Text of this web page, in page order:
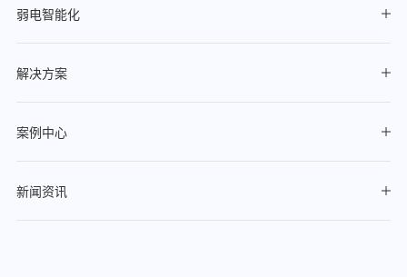
弱电智能化
解决方案
案例中心
新闻资讯